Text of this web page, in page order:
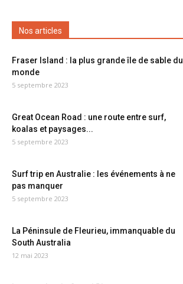
Nos articles
Fraser Island : la plus grande île de sable du
monde
5 septembre 2023
Great Ocean Road : une route entre surf,
koalas et paysages...
5 septembre 2023
Surf trip en Australie : les événements à ne
pas manquer
5 septembre 2023
La Péninsule de Fleurieu, immanquable du
South Australia
12 mai 2023